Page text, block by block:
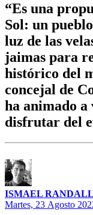
“Es una
Sol: un
luz de las
jaimas para
histórico del
concejal de
ha animado a
disfrutar del
ISMAEL RANDALL
Martes, 23 Agosto